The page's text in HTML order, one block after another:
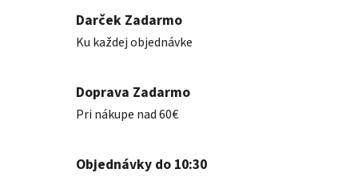
Darček Zadarmo
Ku každej objednávke
Doprava Zadarmo
Pri nákupe nad 60€
Objednávky do 10:30